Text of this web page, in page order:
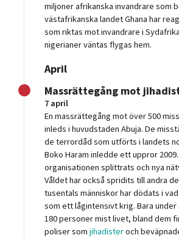
miljoner afrikanska invandrare som
västafrikanska landet Ghana har
som riktas mot invandrare i
nigerianer väntas flygas hem.
April
Massrättegång mot
7 april
En massrättegång mot över 500
inleds i huvudstaden Abuja. De
de terrordåd som utförts i landets
Boko Haram inledde ett uppror
organisationen splittrats och nya
Våldet har också spridits till andra
tusentals människor har dödats i
som ett lågintensivt krig. Bara
180 personer mist livet, bland dem
poliser somjihadisteroch